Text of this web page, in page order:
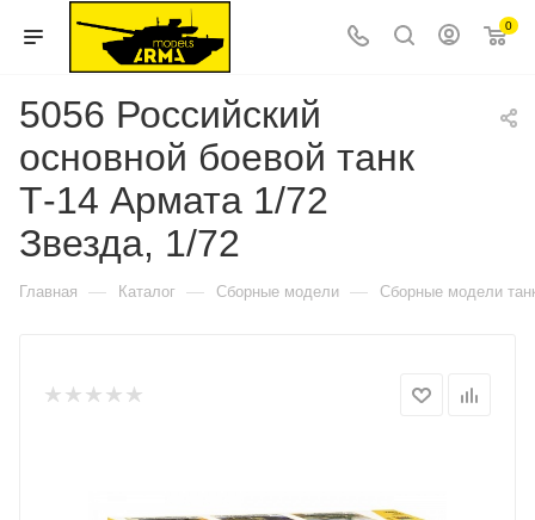
0
5056 Российский
основной боевой танк
Т-14 Армата 1/72
Звезда, 1/72
Главная — Каталог — Сборные модели — Сборные модели